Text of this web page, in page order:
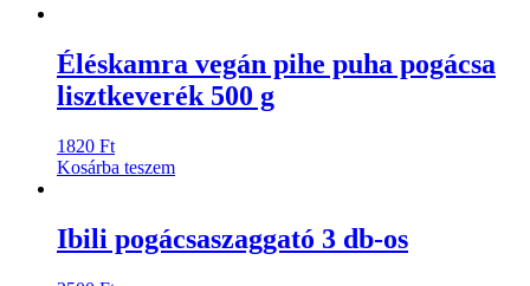
Éléskamra vegán pihe puha pogácsa
lisztkeverék 500 g
1820 Ft
Kosárba teszem
Ibili pogácsaszaggató 3 db-os